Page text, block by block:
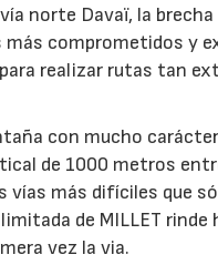
norte Davaï, la
más comprometidos y
realizar rutas tan
con mucho
de 1000 metros
vías más difíciles que
de MILLET
vez la via.